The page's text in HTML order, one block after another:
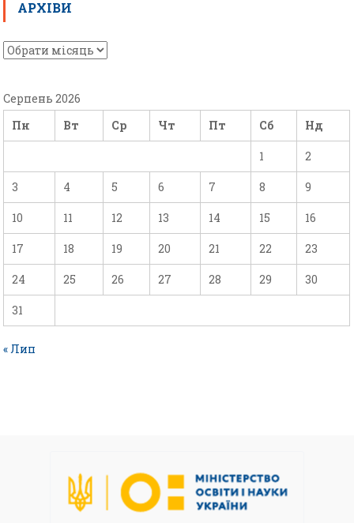
АРХІВИ
Серпень 2026
Пн
Вт Ср Чт Пт Сб Нд
1 2
3 4 5 6 7 8 9
10 11 12 13 14 15 16
17 18 19 20 21 22 23
24 25 26 27 28 29 30
31
« Лип